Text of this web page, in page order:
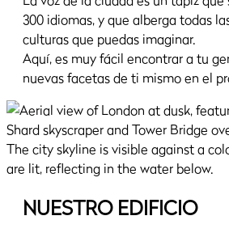
300 idiomas, y que alberga todas
culturas que puedas imaginar.
Aquí, es muy fácil encontrar a tu
nuevas facetas de ti mismo en el
NUESTRO EDIFICIO